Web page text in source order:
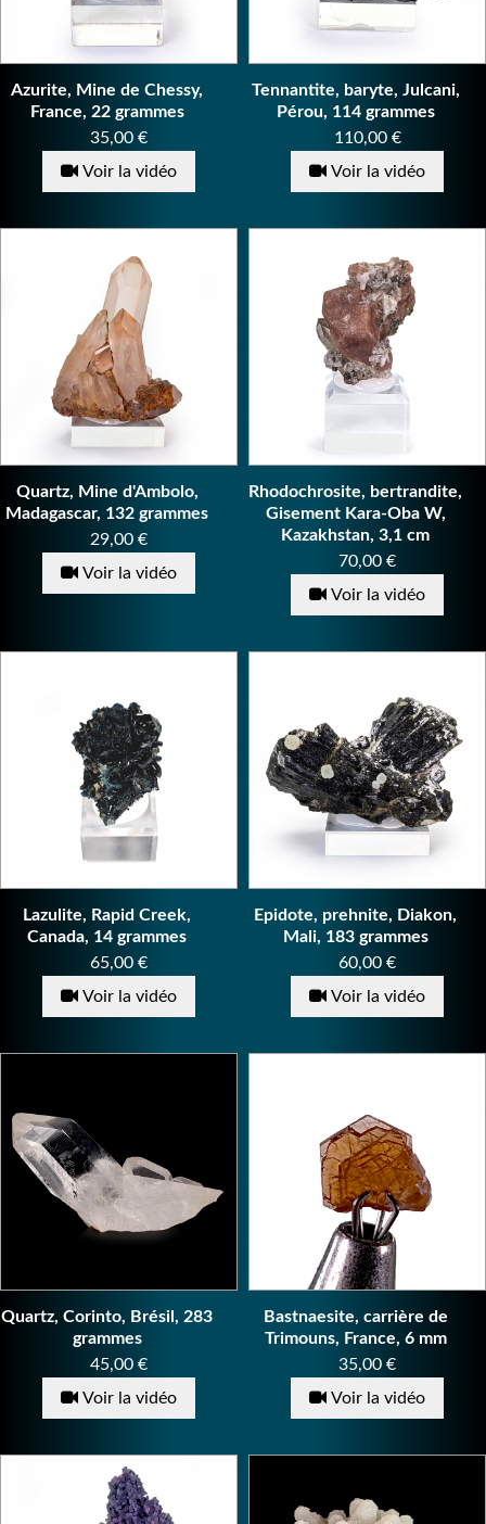
Azurite, Mine de Chessy,
France, 22 grammes
Prix
35,00 €
Voir la vidéo
Tennantite, baryte, Julcani,
Pérou, 114 grammes
Prix
110,00 €
Voir la vidéo
Quartz, Mine d'Ambolo,
Madagascar, 132 grammes
Prix
29,00 €
Voir la vidéo
Rhodochrosite, bertrandite,
Gisement Kara-Oba W,
Kazakhstan, 3,1 cm
Prix
70,00 €
Voir la vidéo
Lazulite, Rapid Creek,
Canada, 14 grammes
Prix
65,00 €
Voir la vidéo
Epidote, prehnite, Diakon,
Mali, 183 grammes
Prix
60,00 €
Voir la vidéo
Quartz, Corinto, Brésil, 283
grammes
Prix
45,00 €
Voir la vidéo
Bastnaesite, carrière de
Trimouns, France, 6 mm
Prix
35,00 €
Voir la vidéo